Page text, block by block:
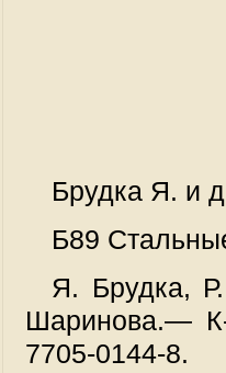
Брудка Я. и
Б89
Я. Брудка,
Шаринова.—
7705-0144-8.